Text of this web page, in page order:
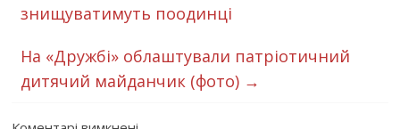
знищуватимуть поодинці
На «Дружбі» облаштували патріотичний
дитячий майданчик (фото) →